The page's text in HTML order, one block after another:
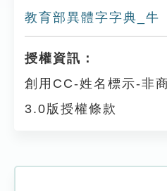
教育部異體字字典_牛
授權資訊：
創用CC-姓名標示-非
3.0版授權條款